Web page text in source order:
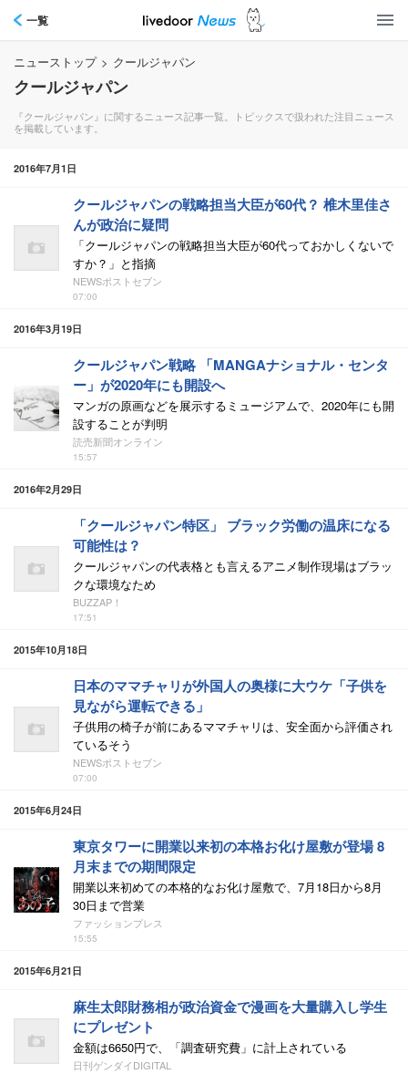
一覧
ニューストップ > クールジャパン
クールジャパン
『クールジャパン』に関するニュース記事一覧。トピックスで扱われた注目ニュース
を掲載しています。
2016年7月1日
クールジャパンの戦略担当大臣が60代？ 椎木里佳さ
んが政治に疑問
「クールジャパンの戦略担当大臣が60代っておかしくないで
すか？」と指摘
NEWSポストセブン
07:00
2016年3月19日
クールジャパン戦略 「MANGAナショナル・センタ
ー」が2020年にも開設へ
マンガの原画などを展示するミュージアムで、2020年にも開
設することが判明
読売新聞オンライン
15:57
2016年2月29日
「クールジャパン特区」 ブラック労働の温床になる
可能性は？
クールジャパンの代表格とも言えるアニメ制作現場はブラッ
クな環境なため
BUZZAP！
17:51
2015年10月18日
日本のママチャリが外国人の奥様に大ウケ「子供を
見ながら運転できる」
子供用の椅子が前にあるママチャリは、安全面から評価され
ているそう
NEWSポストセブン
07:00
2015年6月24日
東京タワーに開業以来初の本格お化け屋敷が登場 8
月末までの期間限定
開業以来初めての本格的なお化け屋敷で、7月18日から8月
30日まで営業
ファッションプレス
15:55
2015年6月21日
麻生太郎財務相が政治資金で漫画を大量購入し学生
にプレゼント
金額は6650円で、「調査研究費」に計上されている
日刊ゲンダイDIGITAL